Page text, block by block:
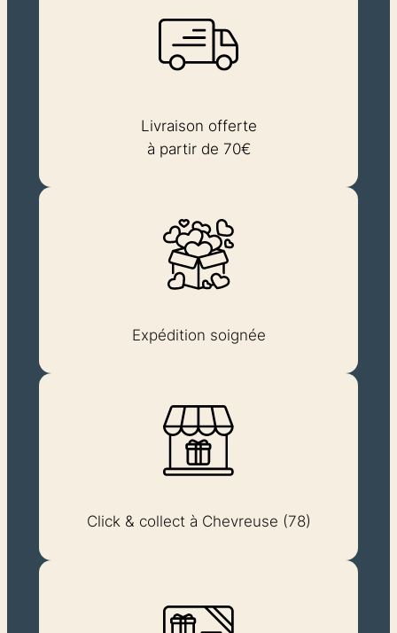
Livraison offerte
à partir de 70€
Expédition soignée
Click & collect à Chevreuse (78)